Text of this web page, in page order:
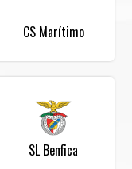
CS Marítimo
SL Benfica